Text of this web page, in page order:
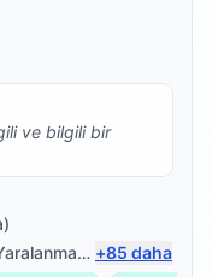
ve bilgili bir
)
,Protez
+85 daha